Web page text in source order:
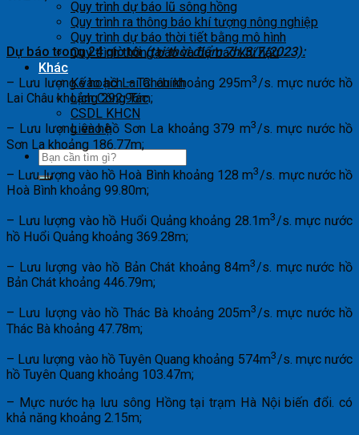
Quy trình dự báo lũ sông hồng
Quy trình ra thông báo khí tượng nông nghiệp
Quy trình dự báo thời tiết bằng mô hình
Quy trình thông báo và dự báo khí hậu
Khác
Kế hoạch – Tài chính
Lịch Công Tác
CSDL KHCN
Liên hệ
Dự báo trong 24 giờ tới(tại thời điểm 7h/3/7/2023):
– Lưu lượng vào hồ Lai Châu khoảng 295m3/s. mực nước hồ
Lai Châu khoảng 292.96m;
– Lưu lượng vào hồ Sơn La khoảng 379 m3/s. mực nước hồ
Sơn La khoảng 186.77m;
– Lưu lượng vào hồ Hoà Bình khoảng 128 m3/s. mực nước hồ
Hoà Bình khoảng 99.80m;
– Lưu lượng vào hồ Huổi Quảng khoảng 28.1m3/s. mực nước
hồ Huổi Quảng khoảng 369.28m;
– Lưu lượng vào hồ Bản Chát khoảng 84m3/s. mực nước hồ
Bản Chát khoảng 446.79m;
– Lưu lượng vào hồ Thác Bà khoảng 205m3/s. mực nước hồ
Thác Bà khoảng 47.78m;
– Lưu lượng vào hồ Tuyên Quang khoảng 574m3/s. mực nước
hồ Tuyên Quang khoảng 103.47m;
– Mực nước hạ lưu sông Hồng tại trạm Hà Nội biến đổi. có
khả năng khoảng 2.15m;